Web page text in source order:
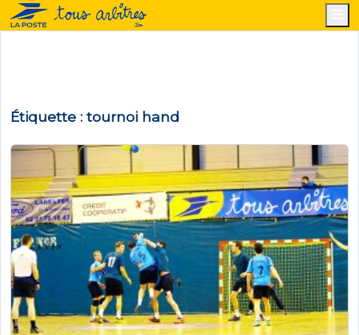
Étiquette : tournoi hand